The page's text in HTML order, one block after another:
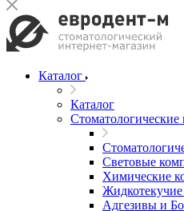
Каталог
Каталог
Стоматологические
Световые
Химические
Адгезивы и